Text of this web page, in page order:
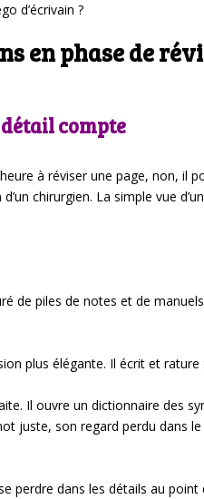
d’écrivain ?
en phase de
compte
à réviser une page, non, il
chirurgien. La simple vue
de piles de notes et de
plus élégante. Il écrit et rature :
Il ouvre un dictionnaire des
juste, son regard perdu dans
perdre dans les détails au point